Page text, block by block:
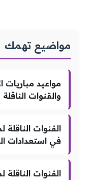
مواضيع تهمك
مواعيد مباريات
والقنوات
القنوات
في استعدادات
القنوات